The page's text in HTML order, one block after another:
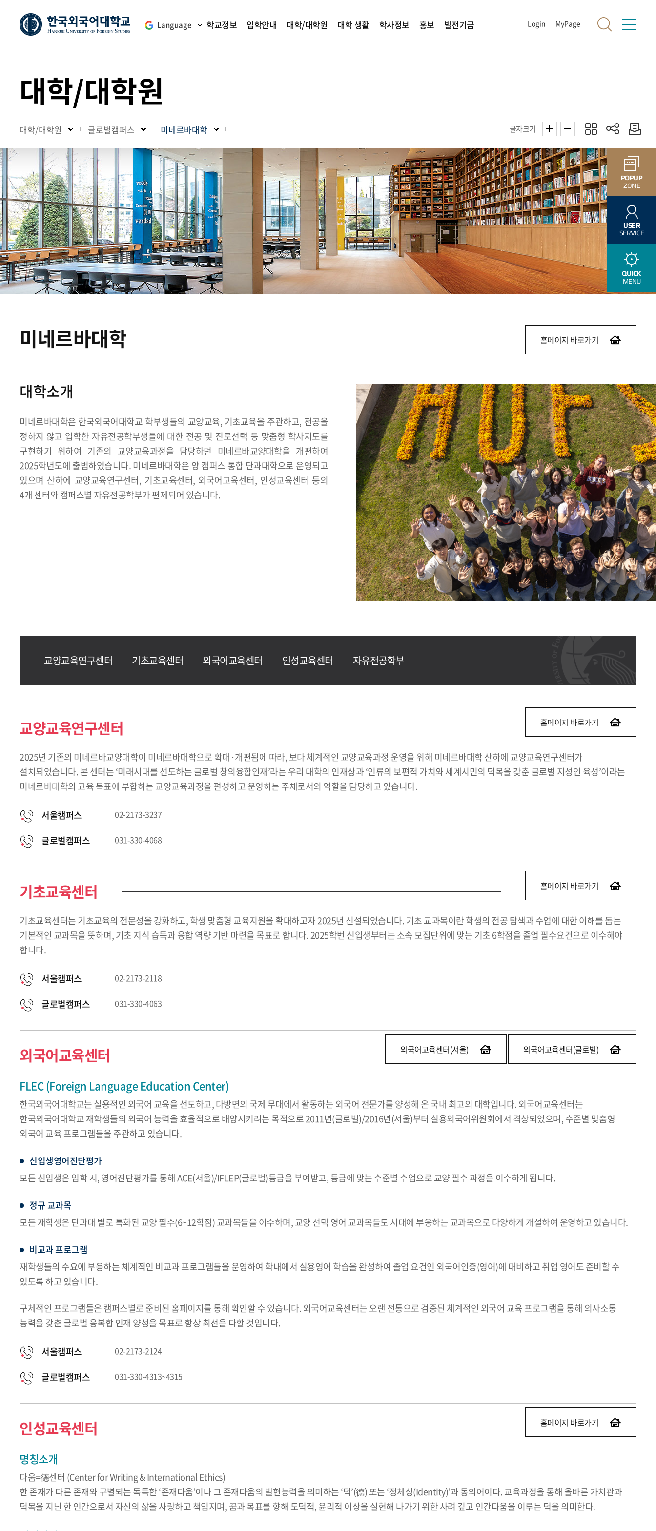
Language 학교정보 입학안내 대학/대학원 대학 생활 학사정보 홍보 발전기금 Login MyPage
대학/대학원
대학/대학원 글로벌캠퍼스 미네르바대학 글자크기
미네르바대학 홈페이지 바로가기
대학소개
미네르바대학은 한국외국어대학교 학부생들의 교양교육, 기초교육을 주관하고, 전공을
정하지 않고 입학한 자유전공학부생들에 대한 전공 및 진로선택 등 맞춤형 학사지도를
구현하기 위하여 기존의 교양교육과정을 담당하던 미네르바교양대학을 개편하여
2025학년도에 출범하였습니다. 미네르바대학은 양 캠퍼스 통합 단과대학으로 운영되고
있으며 산하에 교양교육연구센터, 기초교육센터, 외국어교육센터, 인성교육센터 등의
4개 센터와 캠퍼스별 자유전공학부가 편제되어 있습니다.
교양교육연구센터 기초교육센터 외국어교육센터 인성교육센터 자유전공학부
교양교육연구센터 홈페이지 바로가기
2025년 기존의 미네르바교양대학이 미네르바대학으로 확대·개편됨에 따라, 보다 체계적인 교양교육과정 운영을 위해 미네르바대학 산하에 교양교육연구센터가
설치되었습니다. 본 센터는 ‘미래시대를 선도하는 글로벌 창의융합인재’라는 우리 대학의 인재상과 ‘인류의 보편적 가치와 세계시민의 덕목을 갖춘 글로벌 지성인 육성’이라는
미네르바대학의 교육 목표에 부합하는 교양교육과정을 편성하고 운영하는 주체로서의 역할을 담당하고 있습니다.
서울캠퍼스 02-2173-3237
글로벌캠퍼스 031-330-4068
기초교육센터 홈페이지 바로가기
기초교육센터는 기초교육의 전문성을 강화하고, 학생 맞춤형 교육지원을 확대하고자 2025년 신설되었습니다. 기초 교과목이란 학생의 전공 탐색과 수업에 대한 이해를 돕는
기본적인 교과목을 뜻하며, 기초 지식 습득과 융합 역량 기반 마련을 목표로 합니다. 2025학번 신입생부터는 소속 모집단위에 맞는 기초 6학점을 졸업 필수요건으로 이수해야
합니다.
서울캠퍼스 02-2173-2118
글로벌캠퍼스 031-330-4063
외국어교육센터 외국어교육센터(서울) 외국어교육센터(글로벌)
FLEC (Foreign Language Education Center)
한국외국어대학교는 실용적인 외국어 교육을 선도하고, 다방면의 국제 무대에서 활동하는 외국어 전문가를 양성해 온 국내 최고의 대학입니다. 외국어교육센터는
한국외국어대학교 재학생들의 외국어 능력을 효율적으로 배양시키려는 목적으로 2011년(글로벌)/2016년(서울)부터 실용외국어위원회에서 격상되었으며, 수준별 맞춤형
외국어 교육 프로그램들을 주관하고 있습니다.
신입생영어진단평가
모든 신입생은 입학 시, 영어진단평가를 통해 ACE(서울)/IFLEP(글로벌)등급을 부여받고, 등급에 맞는 수준별 수업으로 교양 필수 과정을 이수하게 됩니다.
정규 교과목
모든 재학생은 단과대 별로 특화된 교양 필수(6~12학점) 교과목들을 이수하며, 교양 선택 영어 교과목들도 시대에 부응하는 교과목으로 다양하게 개설하여 운영하고 있습니다.
비교과 프로그램
재학생들의 수요에 부응하는 체계적인 비교과 프로그램들을 운영하여 학내에서 실용영어 학습을 완성하여 졸업 요건인 외국어인증(영어)에 대비하고 취업 영어도 준비할 수
있도록 하고 있습니다.
구체적인 프로그램들은 캠퍼스별로 준비된 홈페이지를 통해 확인할 수 있습니다. 외국어교육센터는 오랜 전통으로 검증된 체계적인 외국어 교육 프로그램을 통해 의사소통
능력을 갖춘 글로벌 융복합 인재 양성을 목표로 항상 최선을 다할 것입니다.
서울캠퍼스 02-2173-2124
글로벌캠퍼스 031-330-4313~4315
인성교육센터 홈페이지 바로가기
명칭소개
다움=德센터 (Center for Writing & International Ethics)
한 존재가 다른 존재와 구별되는 독특한 ‘존재다움’이나 그 존재다움의 발현능력을 의미하는 ‘덕’(德) 또는 ‘정체성(Identity)’과 동의어이다. 교육과정을 통해 올바른 가치관과
덕목을 지닌 한 인간으로서 자신의 삶을 사랑하고 책임지며, 꿈과 목표를 향해 도덕적, 윤리적 이상을 실현해 나가기 위한 사려 깊고 인간다움을 이루는 덕을 의미한다.
POPUP
ZONE
USER
SERVICE
QUICK
MENU